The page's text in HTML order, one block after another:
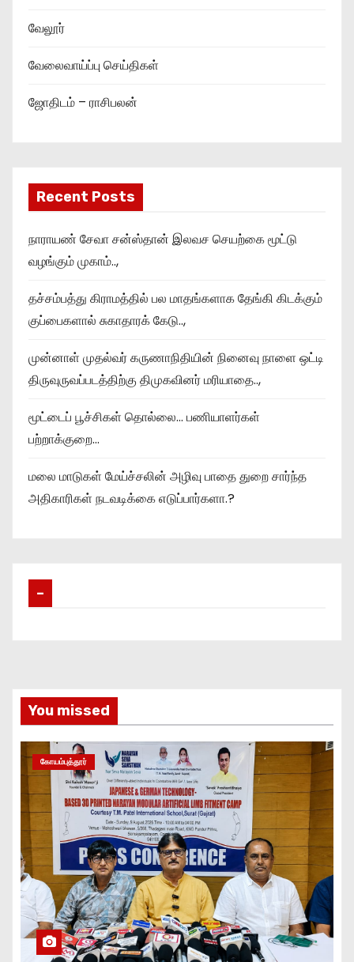
வேலூர்
வேலைவாய்ப்பு செய்திகள்
ஜோதிடம் – ராசிபலன்
Recent Posts
நாராயண் சேவா சன்ஸ்தான் இலவச செயற்கை மூட்டு
வழங்கும் முகாம்..,
தச்சம்பத்து கிராமத்தில் பல மாதங்களாக தேங்கி கிடக்கும்
குப்பைகளால் சுகாதாரக் கேடு..,
முன்னாள் முதல்வர் கருணாநிதியின் நினைவு நாளை ஒட்டி
திருவுருவப்படத்திற்கு திமுகவினர் மரியாதை..,
மூட்டைப் பூச்சிகள் தொல்லை… பணியாளர்கள்
பற்றாக்குறை…
மலை மாடுகள் மேய்ச்சலின் அழிவு பாதை துறை சார்ந்த
அதிகாரிகள் நடவடிக்கை எடுப்பார்களா.?
–
You missed
கோயம்புத்தூர்